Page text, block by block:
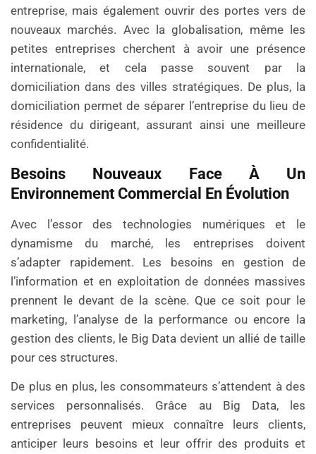
entreprise, mais également ouvrir des portes vers de
nouveaux marchés. Avec la globalisation, même les
petites entreprises cherchent à avoir une présence
internationale, et cela passe souvent par la
domiciliation dans des villes stratégiques. De plus, la
domiciliation permet de séparer l’entreprise du lieu de
résidence du dirigeant, assurant ainsi une meilleure
confidentialité.
Besoins Nouveaux Face À Un
Environnement Commercial En Évolution
Avec l’essor des technologies numériques et le
dynamisme du marché, les entreprises doivent
s’adapter rapidement. Les besoins en gestion de
l’information et en exploitation de données massives
prennent le devant de la scène. Que ce soit pour le
marketing, l’analyse de la performance ou encore la
gestion des clients, le Big Data devient un allié de taille
pour ces structures.
De plus en plus, les consommateurs s’attendent à des
services personnalisés. Grâce au Big Data, les
entreprises peuvent mieux connaître leurs clients,
anticiper leurs besoins et leur offrir des produits et